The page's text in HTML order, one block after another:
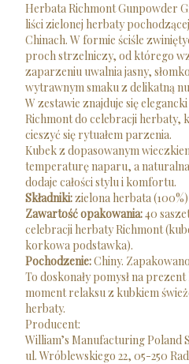
Herbata Richmont Gunpowder
liści zielonej herbaty
Chinach. W formie ściśle
proch strzelniczy, od którego
zaparzeniu uwalnia jasny,
wytrawnym smaku z delikatną
W zestawie znajduje się
Richmont do celebracji herbaty,
cieszyć się rytuałem parzenia.
Kubek z dopasowanym
temperaturę naparu, a
dodaje całości stylu i komfortu.
Składniki:zielona herbata
Zawartość opakowania:40
celebracji herbaty Richmont
korkowa podstawka).
Pochodzenie:Chiny.
To doskonały pomysł na
moment relaksu z kubkiem
herbaty.
Producent:
William’s Manufacturing Poland
ul. Wróblewskiego 22, 05-250